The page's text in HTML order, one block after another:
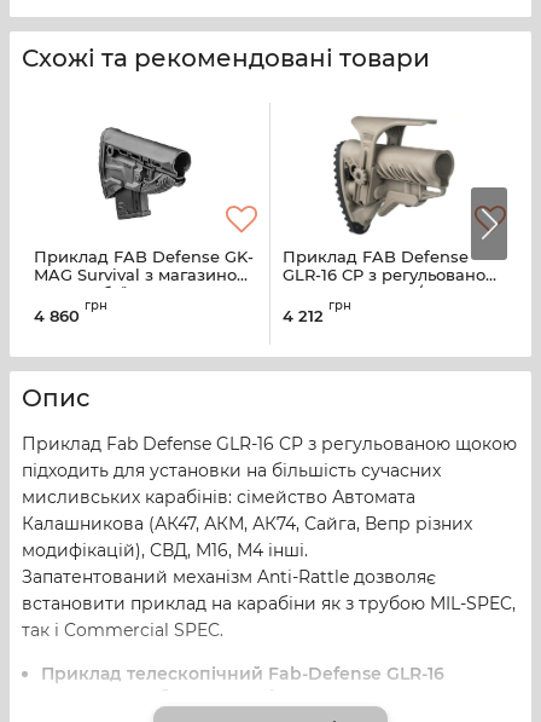
Схожі та рекомендовані товари
Приклад FAB Defense GK-
MAG Survival з магазином
на 10 набоїв 7.62х39 для
АК (колір - чорний)
4 860
грн
Приклад FAB Defense
GLR-16 CP з регульованою
щокою для AR15/M16
(колір - койот)
4 212
грн
Опис
Приклад Fab Defense GLR-16 CP з регульованою щокою
підходить для установки на більшість сучасних
мисливських карабінів: сімейство Автомата
Калашникова (АК47, АКМ, АК74, Сайга, Вепр різних
модифікацій), СВД, M16, M4 інші.
Запатентований механізм Anti-Rattle дозволяє
встановити приклад на карабіни як з трубою MIL-SPEC,
так і Commercial SPEC.
Приклад телескопічний Fab-Defense GLR-16
виготовлений з високоміцного композитного